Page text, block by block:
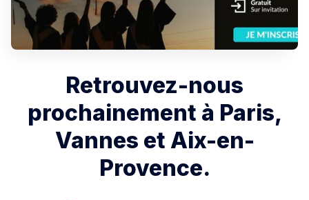
Retrouvez-nous
prochainement à Paris,
Vannes et Aix-en-
Provence.